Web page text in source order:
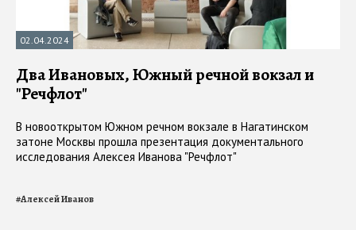
02.04.2024
Два Ивановых, Южный речной вокзал и
"Речфлот"
В новооткрытом Южном речном вокзале в Нагатинском
затоне Москвы прошла презентация документального
исследования Алексея Иванова "Речфлот"
#Алексей Иванов